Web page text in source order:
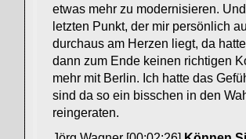
etwas mehr zu modernisieren.
letzten Punkt, der mir persönlich
durchaus am Herzen liegt, da
dann zum Ende keinen richtigen
mehr mit Berlin. Ich hatte das
sind da so ein bisschen in den
reingeraten.